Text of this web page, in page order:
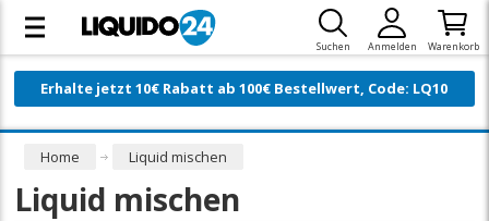
Suchen Anmelden Warenkorb
Erhalte jetzt 10€ Rabatt ab 100€ Bestellwert, Code: LQ10
Home Liquid mischen
Liquid mischen